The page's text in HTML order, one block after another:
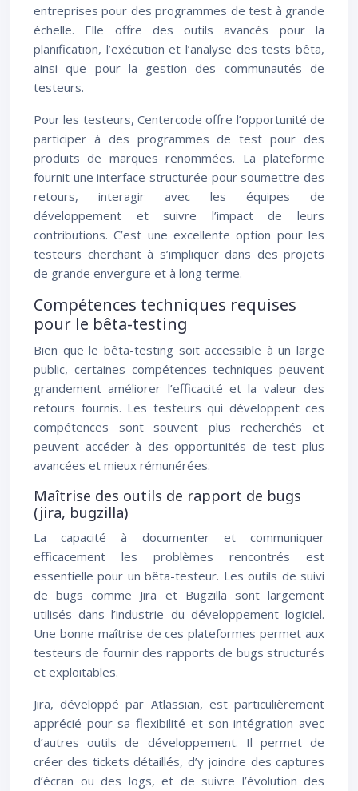
entreprises pour des programmes de test à grande
échelle. Elle offre des outils avancés pour la
planification, l’exécution et l’analyse des tests bêta,
ainsi que pour la gestion des communautés de
testeurs.
Pour les testeurs, Centercode offre l’opportunité de
participer à des programmes de test pour des
produits de marques renommées. La plateforme
fournit une interface structurée pour soumettre des
retours, interagir avec les équipes de
développement et suivre l’impact de leurs
contributions. C’est une excellente option pour les
testeurs cherchant à s’impliquer dans des projets
de grande envergure et à long terme.
Compétences techniques requises
pour le bêta-testing
Bien que le bêta-testing soit accessible à un large
public, certaines compétences techniques peuvent
grandement améliorer l’efficacité et la valeur des
retours fournis. Les testeurs qui développent ces
compétences sont souvent plus recherchés et
peuvent accéder à des opportunités de test plus
avancées et mieux rémunérées.
Maîtrise des outils de rapport de bugs
(jira, bugzilla)
La capacité à documenter et communiquer
efficacement les problèmes rencontrés est
essentielle pour un bêta-testeur. Les outils de suivi
de bugs comme Jira et Bugzilla sont largement
utilisés dans l’industrie du développement logiciel.
Une bonne maîtrise de ces plateformes permet aux
testeurs de fournir des rapports de bugs structurés
et exploitables.
Jira, développé par Atlassian, est particulièrement
apprécié pour sa flexibilité et son intégration avec
d’autres outils de développement. Il permet de
créer des tickets détaillés, d’y joindre des captures
d’écran ou des logs, et de suivre l’évolution des